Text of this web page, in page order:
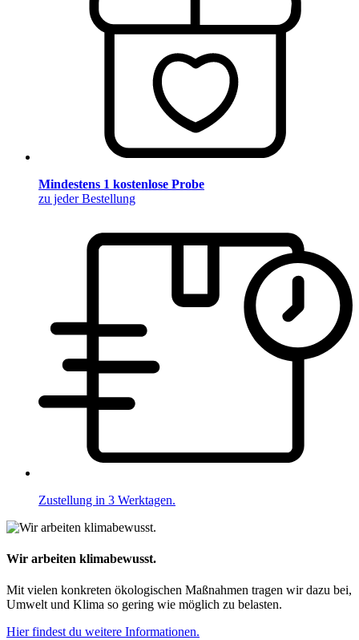
Mindestens 1 kostenlose Probe
zu jeder Bestellung
Zustellung in 3 Werktagen.
Wir arbeiten klimabewusst.
Mit vielen konkreten ökologischen Maßnahmen tragen wir dazu bei,
Umwelt und Klima so gering wie möglich zu belasten.
Hier findest du weitere Informationen.